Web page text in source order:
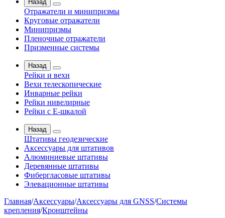
Назад
Отражатели и минипризмы
Круговые отражатели
Минипризмы
Пленочные отражатели
Призменные системы
Назад
Рейки и вехи
Вехи телескопические
Инварные рейки
Рейки нивелирные
Рейки с Е-шкалой
Назад
Штативы геодезические
Аксессуары для штативов
Алюминиевые штативы
Деревянные штативы
Фибергласовые штативы
Элевационные штативы
Главная/Аксессуары/Аксессуары для GNSS/Системы
крепления/Кронштейны